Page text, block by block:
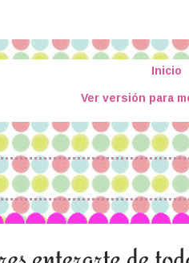
Inicio
Ver versión para